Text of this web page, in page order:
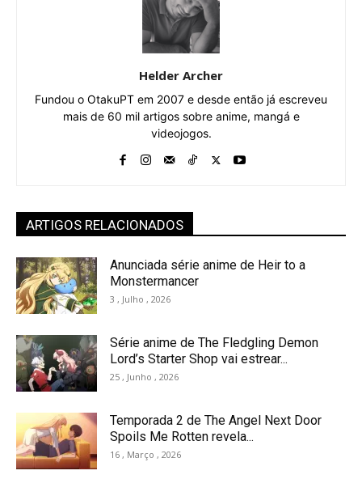
Helder Archer
Fundou o OtakuPT em 2007 e desde então já escreveu
mais de 60 mil artigos sobre anime, mangá e
videojogos.
ARTIGOS RELACIONADOS
Anunciada série anime de Heir to a
Monstermancer
3 , Julho , 2026
Série anime de The Fledgling Demon
Lord’s Starter Shop vai estrear...
25 , Junho , 2026
Temporada 2 de The Angel Next Door
Spoils Me Rotten revela...
16 , Março , 2026